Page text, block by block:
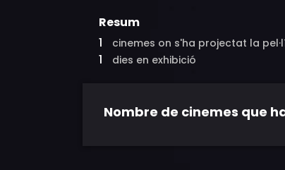
Resum
1
cinemes on s'ha projectat la
1 dies en exhibició
Nombre de cinemes que